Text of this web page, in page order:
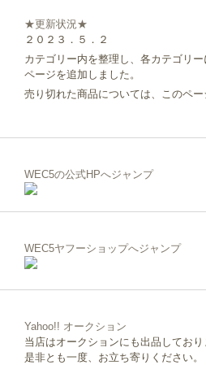
★更新状況★
２０２３．５．２
カテゴリー内を整理し、各カテゴリー
ページを追加しました。
売り切れた商品については、このペー
WEC5の公式HPへジャンプ
WEC5ヤフーショップへジャンプ
Yahoo!! オークション
当店はオークションにも出品しており
是非とも一度、お立ち寄りください。